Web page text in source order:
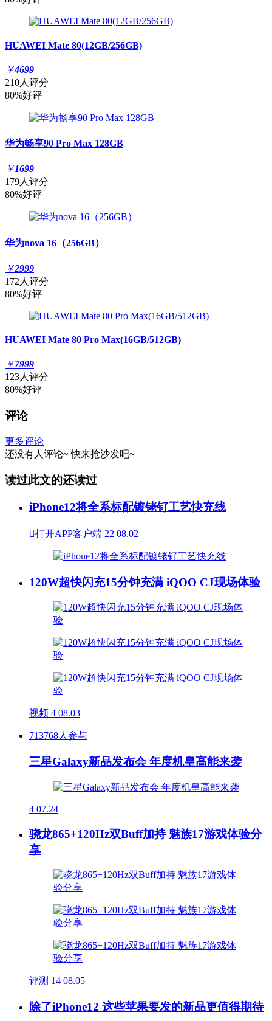
HUAWEI Mate 80(12GB/256GB)
￥4699
210人评分
80%好评
华为畅享90 Pro Max 128GB
￥1699
179人评分
80%好评
华为nova 16（256GB）
￥2999
172人评分
80%好评
HUAWEI Mate 80 Pro Max(16GB/512GB)
￥7999
123人评分
80%好评
评论
更多评论
还没有人评论~ 快来抢沙发吧~
读过此文的还读过
iPhone12将全系标配镀铑钌工艺快充线
打开APP客户端 22 08.02
120W超快闪充15分钟充满 iQOO CJ现场体验
视频 4 08.03
713768人参与
三星Galaxy新品发布会 年度机皇高能来袭
4 07.24
骁龙865+120Hz双Buff加持 魅族17游戏体验分
享
评测 14 08.05
除了iPhone12 这些苹果要发的新品更值得期待